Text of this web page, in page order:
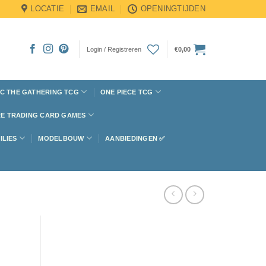
LOCATIE EMAIL OPENINGTIJDEN
Login / Registreren €0,00
THE GATHERING TCG ONE PIECE TCG
TRADING CARD GAMES
MODELBOUW AANBIEDINGEN ✅